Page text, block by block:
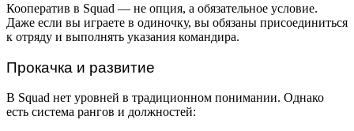
Кооператив в Squad — не опция, а обязательное условие.
Даже если вы играете в одиночку, вы обязаны присоединиться
к отряду и выполнять указания командира.
Прокачка и развитие
В Squad нет уровней в традиционном понимании. Однако
есть система рангов и должностей: